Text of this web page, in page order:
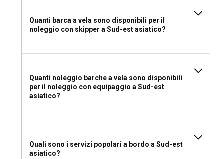
Quanti barca a vela sono disponibili per il
noleggio con skipper a Sud-est asiatico?
Quanti noleggio barche a vela sono disponibili
per il noleggio con equipaggio a Sud-est
asiatico?
Quali sono i servizi popolari a bordo a Sud-est
asiatico?